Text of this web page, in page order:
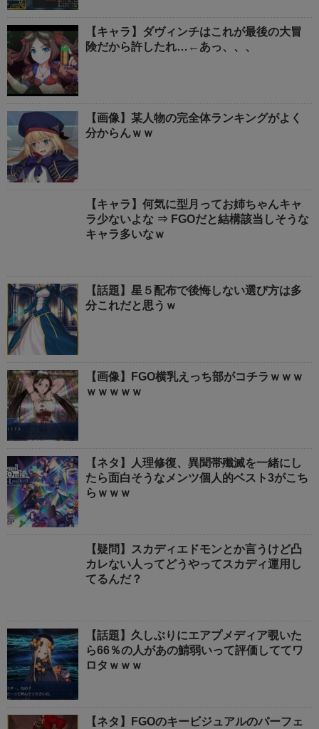
【キャラ】ダヴィンチはこれが最後の大冒
険だから許したれ…←あっ、、、
【画像】某人物の完全体ランキングがよく
分からんｗｗ
【キャラ】何気に型月ってお姉ちゃんキャ
ラ少ないよな ⇒ FGOだと結構該当しそうな
キャラ多いなｗ
【話題】星５配布で後悔しない選び方は多
分これだと思うｗ
【画像】FGO横乳えっち部がコチラｗｗｗ
ｗｗｗｗｗ
【ネタ】人理修復、異聞帯殲滅を一緒にし
たら面白そうなメンツ個人的ベスト3がこち
らｗｗｗ
【疑問】スカディエドモンとか言うけど凸
カレない人ってどうやってスカディ運用し
てるんだ？
【話題】久しぶりにエアプメディア覗いた
ら66％の人があの鯖弱いって評価しててワ
ロタｗｗｗ
【ネタ】FGOのキービジュアルのパーフェ